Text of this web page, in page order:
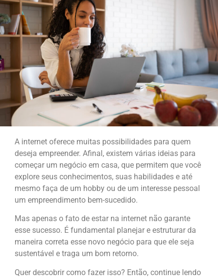
A internet oferece muitas possibilidades para quem
deseja empreender. Afinal, existem várias ideias para
começar um negócio em casa, que permitem que você
explore seus conhecimentos, suas habilidades e até
mesmo faça de um hobby ou de um interesse pessoal
um empreendimento bem-sucedido.
Mas apenas o fato de estar na internet não garante
esse sucesso. É fundamental planejar e estruturar da
maneira correta esse novo negócio para que ele seja
sustentável e traga um bom retorno.
Quer descobrir como fazer isso? Então, continue lendo